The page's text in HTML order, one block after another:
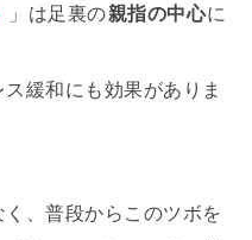
」は足裏の親指の中心に
緩和にも効果がありま
、普段からこのツボを